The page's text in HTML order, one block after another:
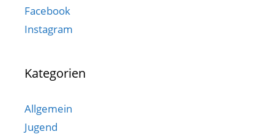
Facebook
Instagram
Kategorien
Allgemein
Jugend